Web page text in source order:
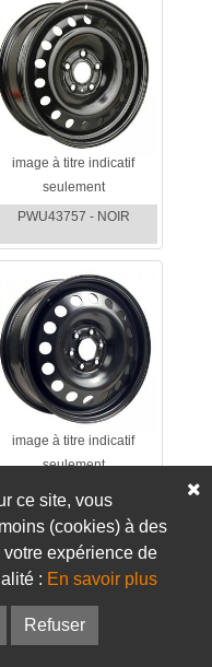
image à titre indicatif
seulement
PWU43757 - NOIR
image à titre indicatif
seulement
PWU43765 - NOIR
ce site, vous
(cookies) à des
expérience de
: En savoir plus
Refuser